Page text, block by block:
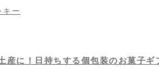
キー
産に！日持ちする個包装のお菓子ギ